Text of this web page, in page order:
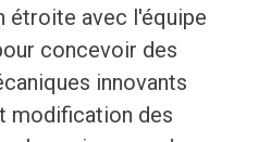
étroite avec l'équipe
concevoir des
innovants
modification des